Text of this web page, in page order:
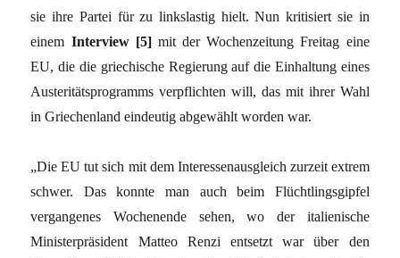
sie ihre Partei für zu linkslastig hielt. Nun kritisiert sie in
einem Interview [5]mit der Wochenzeitung Freitag eine
EU, die die griechische Regierung auf die Einhaltung eines
Austeritätsprogramms verpflichten will, das mit ihrer Wahl
in Griechenland eindeutig abgewählt worden war.
„Die EU tut sich mit dem Interessenausgleich zurzeit extrem
schwer. Das konnte man auch beim Flüchtlingsgipfel
vergangenes Wochenende sehen, wo der italienische
Ministerpräsident Matteo Renzi entsetzt war über den